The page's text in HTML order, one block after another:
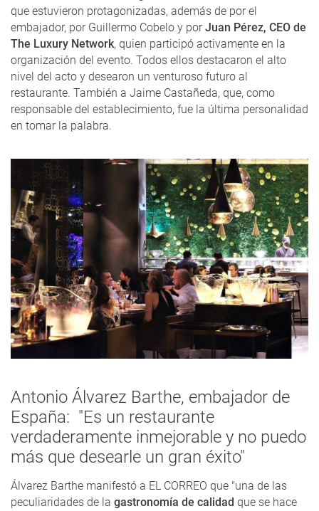
que estuvieron protagonizadas, además de por el
embajador, por Guillermo Cobelo y porJuan Pérez, CEO de
The Luxury Network, quien participó activamente en la
organización del evento. Todos ellos destacaron el alto
nivel del acto y desearon un venturoso futuro al
restaurante. También a Jaime Castañeda, que, como
responsable del establecimiento, fue la última personalidad
en tomar la palabra.
Antonio Álvarez Barthe, embajador de
España: "Es un restaurante
verdaderamente inmejorable y no puedo
más que desearle un gran éxito"
Álvarez Barthe manifestó a EL CORREO que "una de las
peculiaridades de la gastronomía de calidad que se hace